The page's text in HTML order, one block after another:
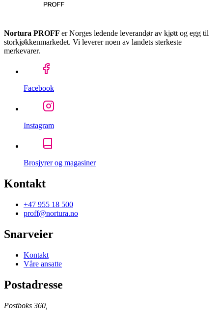
Nortura PROFF er Norges ledende leverandør av kjøtt og egg til
storkjøkkenmarkedet. Vi leverer noen av landets sterkeste
merkevarer.
Facebook
Instagram
Brosjyrer og magasiner
Kontakt
+47 955 18 500
proff@nortura.no
Snarveier
Kontakt
Våre ansatte
Postadresse
Postboks 360,